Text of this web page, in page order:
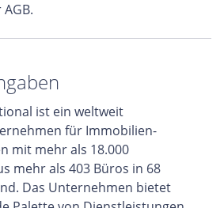
ist ein weltweit
für Immobilien-
mit mehr als 18.000
mehr als 403 Büros in 68
Das Unternehmen bietet